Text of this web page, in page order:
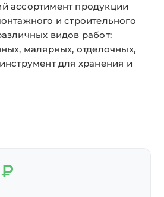
ассортимент продукции
и строительного
видов работ:
малярных, отделочных,
для хранения и
₽